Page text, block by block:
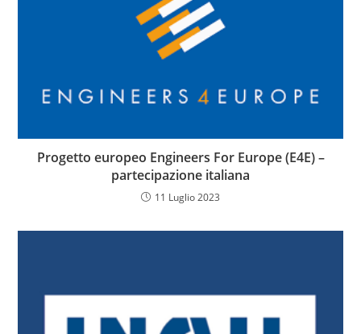
Progetto europeo Engineers For Europe (E4E) –
partecipazione italiana
11 Luglio 2023